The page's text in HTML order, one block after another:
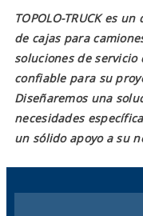
TOPOLO-TRUCK es
de cajas para
soluciones de servicio
confiable para su
Diseñaremos una
necesidades
un sólido apoyo a su